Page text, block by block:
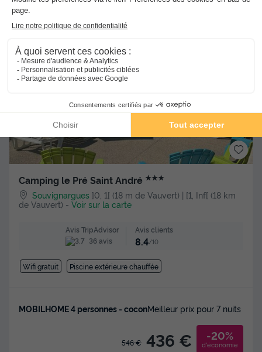
280 € -20%
Camping le Pré Saint André ★★★
Souvignargues ]0, 1[ (18 m de Vauvert) | [1, Inf[ (18 km
de Vauvert) - Voir sur la carte
Avis TripAdvisor
36 avis
Avis clients
8.4/10
Wifi gratuit Piscine extérieure chauffée
MOBILHOME 4 personnes - coconMeilleur prix pour 7 nuits
546 € 436 € -20%
d'économie